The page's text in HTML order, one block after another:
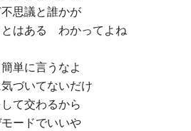
思議と誰かが
とはある わかってよね
単に言うなよ
づいてないだけ
て交わるから
ードでいいや